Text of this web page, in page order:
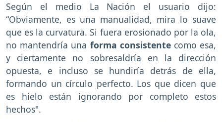
Según el medio La Nación el usuario dijo:
“Obviamente, es una manualidad, mira lo suave
que es la curvatura. Si fuera erosionado por la ola,
no mantendría una forma consistentecomo esa,
y ciertamente no sobresaldría en la dirección
opuesta, e incluso se hundiría detrás de ella,
formando un círculo perfecto. Los que dicen que
es hielo están ignorando por completo estos
hechos".